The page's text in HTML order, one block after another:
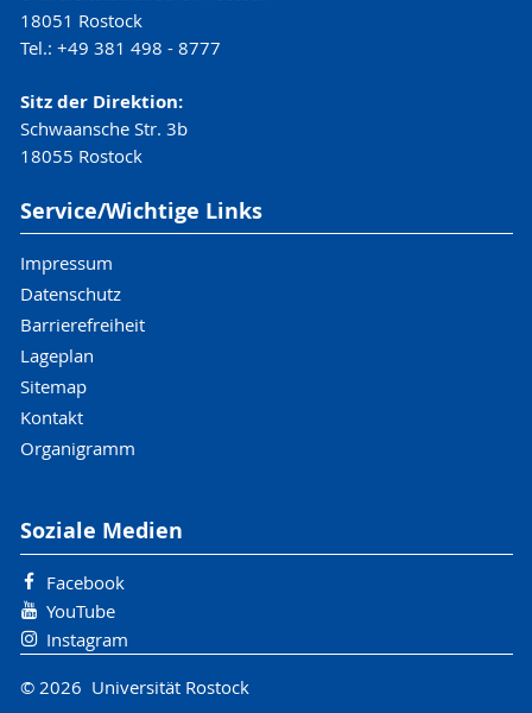
18051 Rostock
Tel.: +49 381 498 - 8777
Sitz der Direktion:
Schwaansche Str. 3b
18055 Rostock
Service/Wichtige Links
Impressum
Datenschutz
Barrierefreiheit
Lageplan
Sitemap
Kontakt
Organigramm
Soziale Medien
Facebook
YouTube
Instagram
© 2026 Universität Rostock